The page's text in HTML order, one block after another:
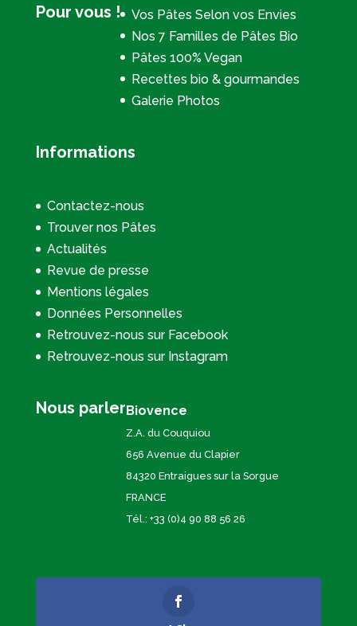
Pour vous !
Vos Pâtes Selon vos Envies
Nos 7 Familles de Pâtes Bio
Pâtes 100% Vegan
Recettes bio & gourmandes
Galerie Photos
Informations
Contactez-nous
Trouver nos Pâtes
Actualités
Revue de presse
Mentions légales
Données Personnelles
Retrouvez-nous sur Facebook
Retrouvez-nous sur Instagram
Nous parler Biovence
Z.A. du Couquiou
656 Avenue du Clapier
84320 Entraigues sur la Sorgue
FRANCE
Tél.: +33 (0)4 90 88 56 26